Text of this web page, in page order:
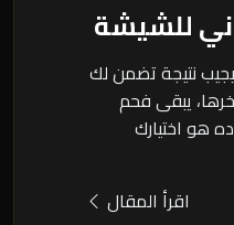
للشيشة
نتيجة تضمن لك
يبقى فحم
هو اختيارك
اقرأ المقال